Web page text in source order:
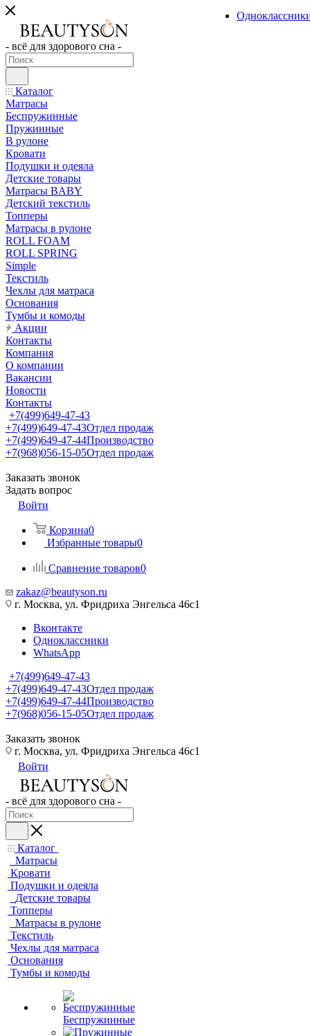
- всё для здорового сна -
Каталог
Матрасы
Беспружинные
Пружинные
В рулоне
Кровати
Подушки и одеяла
Детские товары
Матрасы BABY
Детский текстиль
Топперы
Матрасы в рулоне
ROLL FOAM
ROLL SPRING
Simple
Текстиль
Чехлы для матраса
Основания
Тумбы и комоды
Акции
Контакты
Компания
О компании
Вакансии
Новости
Контакты
+7(499)649-47-43
+7(499)649-47-43Отдел продаж
+7(499)649-47-44Производство
+7(968)056-15-05Отдел продаж
Заказать звонок
Задать вопрос
Войти
Корзина0
Избранные товары0
Сравнение товаров0
zakaz@beautyson.ru
г. Москва, ул. Фридриха Энгельса 46с1
Вконтакте
Одноклассники
WhatsApp
+7(499)649-47-43
+7(499)649-47-43Отдел продаж
+7(499)649-47-44Производство
+7(968)056-15-05Отдел продаж
Заказать звонок
г. Москва, ул. Фридриха Энгельса 46с1
Войти
- всё для здорового сна -
Каталог
Матрасы
Кровати
Подушки и одеяла
Детские товары
Топперы
Матрасы в рулоне
Текстиль
Чехлы для матраса
Основания
Тумбы и комоды
Беспружинные